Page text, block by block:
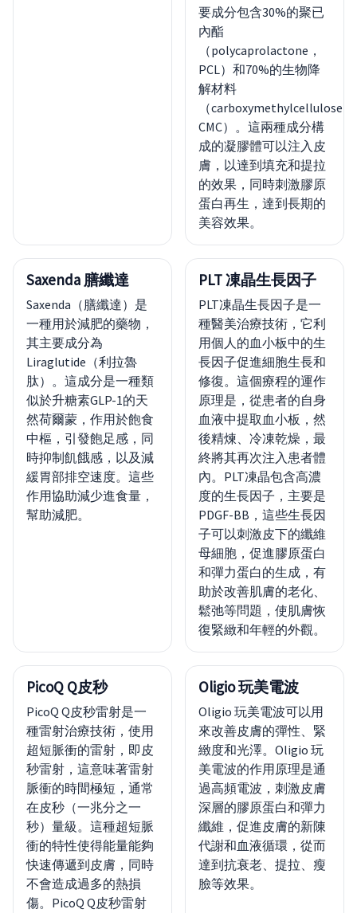
要成分包含30%的聚已
內酯
（polycaprolactone，
PCL）和70%的生物降
解材料
（carboxymethylcellulose，
CMC）。這兩種成分構
成的凝膠體可以注入皮
膚，以達到填充和提拉
的效果，同時刺激膠原
蛋白再生，達到長期的
美容效果。
Saxenda 膳纖達
Saxenda（膳纖達）是
一種用於減肥的藥物，
其主要成分為
Liraglutide（利拉魯
肽）。這成分是一種類
似於升糖素GLP-1的天
然荷爾蒙，作用於飽食
中樞，引發飽足感，同
時抑制飢餓感，以及減
緩胃部排空速度。這些
作用協助減少進食量，
幫助減肥。
PLT 凍晶生長因子
PLT凍晶生長因子是一
種醫美治療技術，它利
用個人的血小板中的生
長因子促進細胞生長和
修復。這個療程的運作
原理是，從患者的自身
血液中提取血小板，然
後精煉、冷凍乾燥，最
終將其再次注入患者體
內。PLT凍晶包含高濃
度的生長因子，主要是
PDGF-BB，這些生長因
子可以刺激皮下的纖維
母細胞，促進膠原蛋白
和彈力蛋白的生成，有
助於改善肌膚的老化、
鬆弛等問題，使肌膚恢
復緊緻和年輕的外觀。
PicoQ Q皮秒
PicoQ Q皮秒雷射是一
種雷射治療技術，使用
超短脈衝的雷射，即皮
秒雷射，這意味著雷射
脈衝的時間極短，通常
在皮秒（一兆分之一
秒）量級。這種超短脈
衝的特性使得能量能夠
快速傳遞到皮膚，同時
不會造成過多的熱損
傷。PicoQ Q皮秒雷射
Oligio 玩美電波
Oligio 玩美電波可以用
來改善皮膚的彈性、緊
緻度和光澤。Oligio 玩
美電波的作用原理是通
過高頻電波，刺激皮膚
深層的膠原蛋白和彈力
纖維，促進皮膚的新陳
代謝和血液循環，從而
達到抗衰老、提拉、瘦
臉等效果。